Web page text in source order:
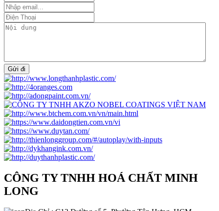
Gửi đi
CÔNG TY TNHH HOÁ CHẤT MINH
LONG